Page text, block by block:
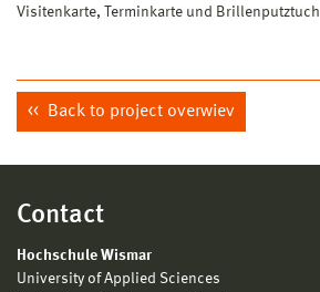
Visitenkarte, Terminkarte und Brillenputztuch
Back to project overwiev
Contact
Hochschule Wismar
University of Applied Sciences